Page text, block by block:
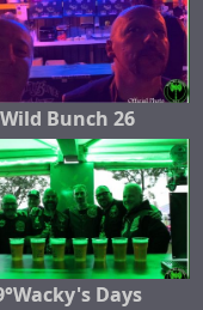
Wild Bunch 26
Days